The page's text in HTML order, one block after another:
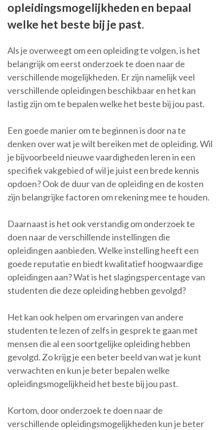
opleidingsmogelijkheden en bepaal
welke het beste bij je past.
Als je overweegt om een opleiding te volgen, is het
belangrijk om eerst onderzoek te doen naar de
verschillende mogelijkheden. Er zijn namelijk veel
verschillende opleidingen beschikbaar en het kan
lastig zijn om te bepalen welke het beste bij jou past.
Een goede manier om te beginnen is door na te
denken over wat je wilt bereiken met de opleiding. Wil
je bijvoorbeeld nieuwe vaardigheden leren in een
specifiek vakgebied of wil je juist een brede kennis
opdoen? Ook de duur van de opleiding en de kosten
zijn belangrijke factoren om rekening mee te houden.
Daarnaast is het ook verstandig om onderzoek te
doen naar de verschillende instellingen die
opleidingen aanbieden. Welke instelling heeft een
goede reputatie en biedt kwalitatief hoogwaardige
opleidingen aan? Wat is het slagingspercentage van
studenten die deze opleiding hebben gevolgd?
Het kan ook helpen om ervaringen van andere
studenten te lezen of zelfs in gesprek te gaan met
mensen die al een soortgelijke opleiding hebben
gevolgd. Zo krijg je een beter beeld van wat je kunt
verwachten en kun je beter bepalen welke
opleidingsmogelijkheid het beste bij jou past.
Kortom, door onderzoek te doen naar de
verschillende opleidingsmogelijkheden kun je beter